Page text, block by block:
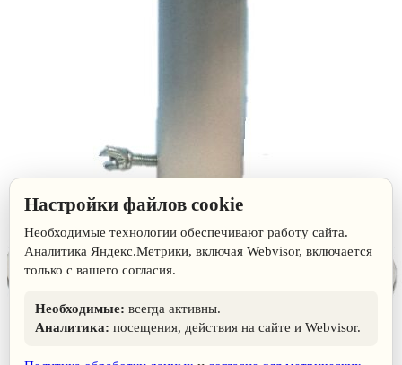
Настройки файлов cookie
Необходимые технологии обеспечивают работу сайта.
Аналитика Яндекс.Метрики, включая Webvisor, включается
только с вашего согласия.
Необходимые: всегда активны.
Аналитика: посещения, действия на сайте и Webvisor.